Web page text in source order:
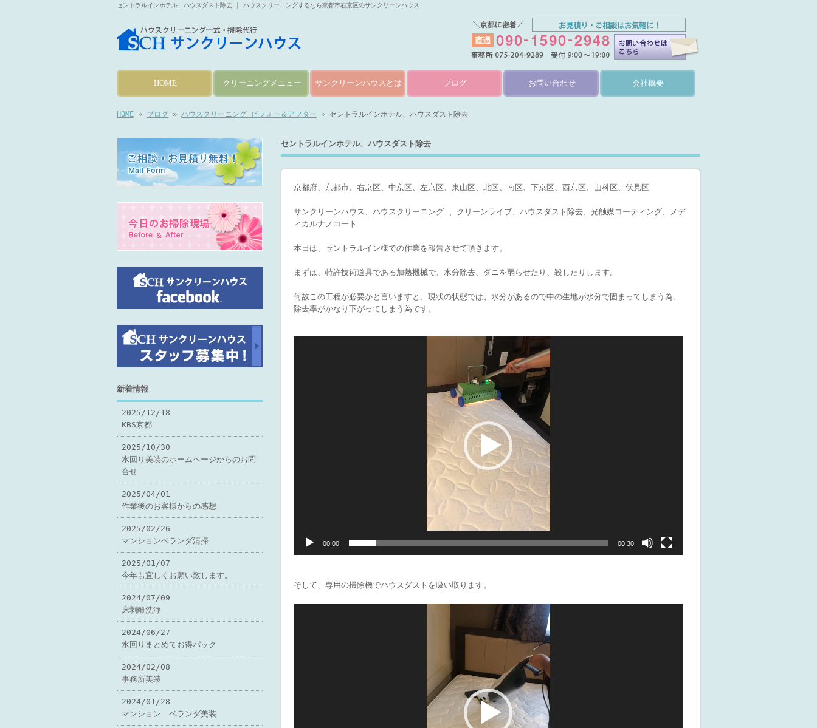
セントラルインホテル、ハウスダスト除去 | ハウスクリーニングするなら京都市右京区のサンクリーンハウス
HOME クリーニングメニュー サンクリーンハウスとは ブログ お問い合わせ 会社概要
HOME » ブログ » ハウスクリーニング ビフォー＆アフター » セントラルインホテル、ハウスダスト除去
セントラルインホテル、ハウスダスト除去
京都府、京都市、右京区、中京区、左京区、東山区、北区、南区、下京区、西京区、山科区、伏見区
サンクリーンハウス、ハウスクリーニング 、クリーンライブ、ハウスダスト除去、光触媒コーティング、メデ
ィカルナノコート
本日は、セントラルイン様での作業を報告させて頂きます。
まずは、特許技術道具である加熱機械で、水分除去、ダニを弱らせたり、殺したりします。
何故この工程が必要かと言いますと、現状の状態では、水分があるので中の生地が水分で固まってしまう為、
除去率がかなり下がってしまう為です。
00:00 00:30
そして、専用の掃除機でハウスダストを吸い取ります。
新着情報
2025/12/18
KBS京都
2025/10/30
水回り美装のホームページからのお問
合せ
2025/04/01
作業後のお客様からの感想
2025/02/26
マンションベランダ清掃
2025/01/07
今年も宜しくお願い致します。
2024/07/09
床剥離洗浄
2024/06/27
水回りまとめてお得パック
2024/02/08
事務所美装
2024/01/28
マンション ベランダ美装